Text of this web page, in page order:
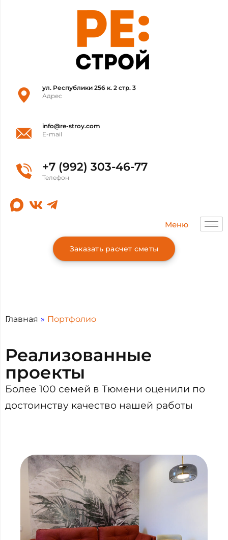
ул. Республики 256 к. 2 стр. 3
Адрес
info@re-stroy.com
E-mail
+7 (992) 303-46-77
Телефон
Заказать расчет сметы
Главная » Портфолио
Реализованные
проекты
Более 100 семей в Тюмени оценили по
достоинству качество нашей работы